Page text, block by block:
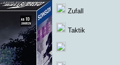
Zufall
Taktik